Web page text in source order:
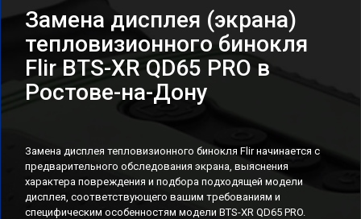
Замена дисплея (экрана)
тепловизионного бинокля
Flir BTS-XR QD65 PRO в
Ростове-на-Дону
Замена дисплея тепловизионного бинокля Flir начинается с
предварительного обследования экрана, выяснения
характера повреждения и подбора подходящей модели
дисплея, соответствующего вашим требованиям и
специфическим особенностям модели BTS-XR QD65 PRO.